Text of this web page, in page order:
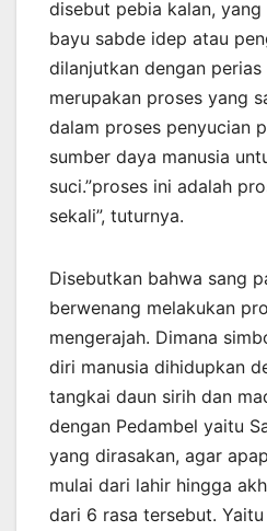
disebut pebia kalan,
bayu sabde idep atau
dilanjutkan dengan perias
merupakan proses yang
dalam proses penyucian
sumber daya manusia
suci.”proses ini adalah
sekali”, tuturnya.
Disebutkan bahwa sang
berwenang melakukan
mengerajah. Dimana
diri manusia dihidupkan
tangkai daun sirih dan
dengan Pedambel yaitu
yang dirasakan, agar
mulai dari lahir hingga
dari 6 rasa tersebut.